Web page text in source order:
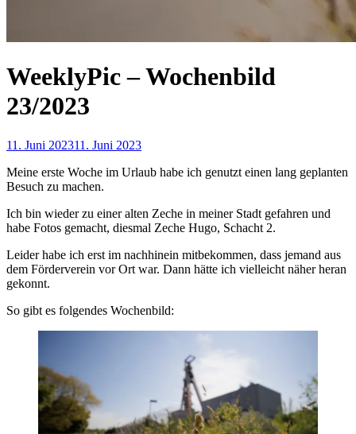
WeeklyPic – Wochenbild
23/2023
11. Juni 202311. Juni 2023
Meine erste Woche im Urlaub habe ich genutzt einen lang geplanten
Besuch zu machen.
Ich bin wieder zu einer alten Zeche in meiner Stadt gefahren und
habe Fotos gemacht, diesmal Zeche Hugo, Schacht 2.
Leider habe ich erst im nachhinein mitbekommen, dass jemand aus
dem Förderverein vor Ort war. Dann hätte ich vielleicht näher heran
gekonnt.
So gibt es folgendes Wochenbild: